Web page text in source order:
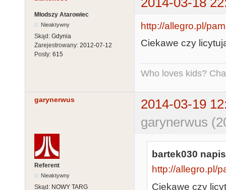
Młodszy Atarowiec
Nieaktywny
Skąd: Gdynia
Zarejestrowany: 2012-07-12
Posty: 615
http://allegro.pl/
Ciekawe czy
Who loves kids?
garynerwus
2014-03-19
garynerwus
Referent
Nieaktywny
Skąd: NOWY TARG
bartek030
http://allegro.pl/
Ciekawe czy